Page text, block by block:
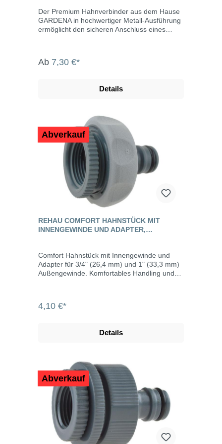
Der Premium Hahnverbinder aus dem Hause
GARDENA in hochwertiger Metall-Ausführung
ermöglicht den sicheren Anschluss eines
ist aus robustem Metall gefertigt und dadurch
Ab 7,30 €*
Details
Abverkauf
REHAU COMFORT HAHNSTÜCK MIT
INNENGEWINDE UND ADAPTER,
Comfort Hahnstück mit Innengewinde und
Adapter für 3/4" (26,4 mm) und 1" (33,3 mm)
Außengewinde. Komfortables Handling und
Klick-System" leicht miteinander verbinden
4,10 €*
Details
Abverkauf